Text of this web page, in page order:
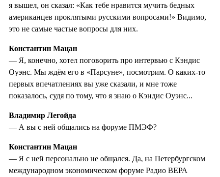
я вышел, он сказал: «Как тебе нравится мучить бедных
американцев проклятыми русскими вопросами!» Видимо,
это не самые частые вопросы для них.
Константин Мацан
— Я, конечно, хотел поговорить про интервью с Кэндис
Оуэнс. Мы ждём его в «Парсуне», посмотрим. О каких-то
первых впечатлениях вы уже сказали, и мне тоже
показалось, судя по тому, что я знаю о Кэндис Оуэнс...
Владимир Легойда
— А вы с ней общались на форуме ПМЭФ?
Константин Мацан
— Я с ней персонально не общался. Да, на Петербургском
международном экономическом форуме Радио ВЕРА